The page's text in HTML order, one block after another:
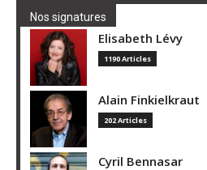
Nos signatures
Elisabeth Lévy
1190 Articles
Alain Finkielkraut
202 Articles
Cyril Bennasar